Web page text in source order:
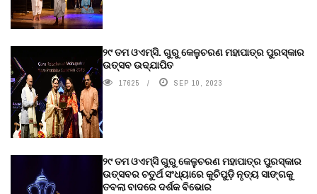
୨୯ ତମ ଓଏମ୍‌ସି. ଗୁରୁ କେଳୁଚରଣ ମହାପାତ୍ର ପୁରସ୍କାର
ଉତ୍ସବ ଉଦ୍‍ଯାପିତ
17625 SEP 10, 2023
୨୯ ତମ ଓଏମ୍‌ସି ଗୁରୁ କେଳୁଚରଣ ମହାପାତ୍ର ପୁରସ୍କାର
ଉତ୍ସବର ଚତୁର୍ଥ ସଂଧ୍ୟାରେ କୁଚିପୁଡ଼ି ନୃତ୍ୟ ସାଙ୍ଗକୁ
ତବଲା ବାଦରେ ଦର୍ଶକ ବିଭୋର